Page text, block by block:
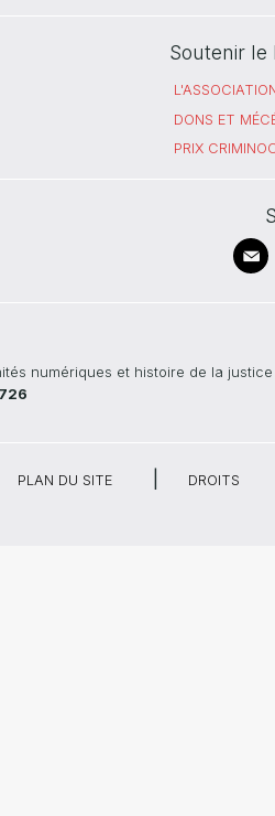
Soutenir le
DONS ET
PRIX
numériques et histoire de la justice
PLAN DU SITE DROITS